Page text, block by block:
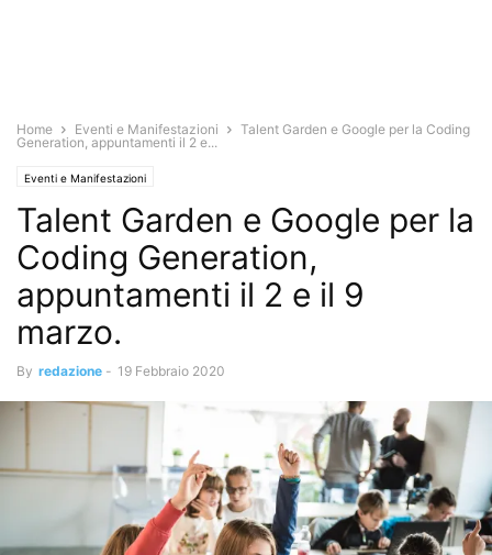
Home Eventi e Manifestazioni
Talent Garden e Google per la Coding
Generation, appuntamenti il 2 e...
Eventi e Manifestazioni
Talent Garden e Google per la
Coding Generation,
appuntamenti il 2 e il 9
marzo.
By redazione - 19 Febbraio 2020